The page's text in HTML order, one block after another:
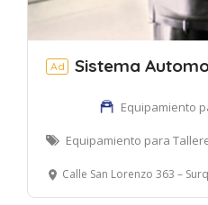
Ad Sistema
Equipamiento
Equipamiento para
Calle San Lorenzo 363 –